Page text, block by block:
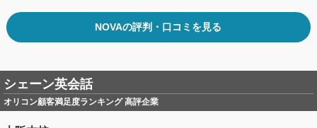
NOVAの評判・口コミを見る
シェーン英会話
オリコン顧客満足度ランキング 高評企業